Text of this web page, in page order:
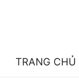
TRANG CHỦ